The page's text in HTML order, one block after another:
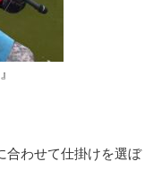
合わせて仕掛けを選ぼ